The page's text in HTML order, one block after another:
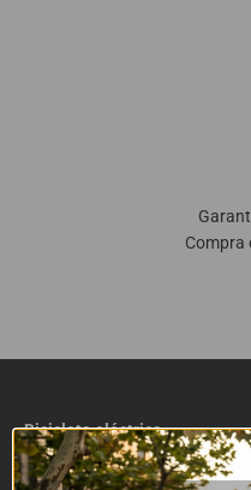
Compra
Bicicleta eléctrica
Todas las bicicletas eléctricas